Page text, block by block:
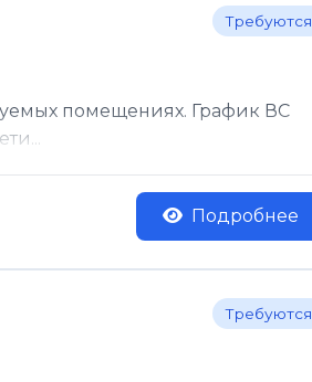
Требуются
помещениях. График ВС
Подробнее
Требуются